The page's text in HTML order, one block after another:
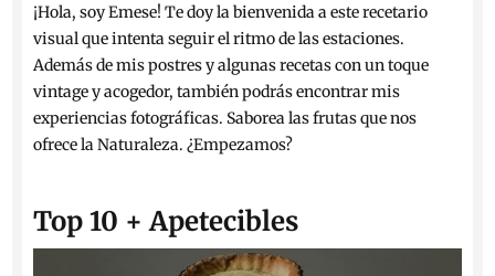
¡Hola, soy Emese! Te doy la bienvenida a este recetario
visual que intenta seguir el ritmo de las estaciones.
Además de mis postres y algunas recetas con un toque
vintage y acogedor, también podrás encontrar mis
experiencias fotográficas. Saborea las frutas que nos
ofrece la Naturaleza. ¿Empezamos?
Top 10 + Apetecibles